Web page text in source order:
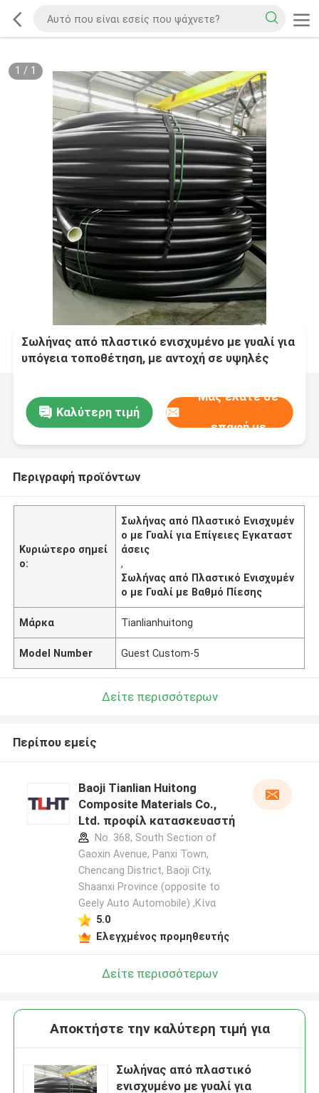
1 / 1
Σωλήνας από πλαστικό ενισχυμένο με γυαλί για
υπόγεια τοποθέτηση, με αντοχή σε υψηλές
Καλύτερη τιμή
Μας ελάτε σε
επαφή με
Περιγραφή προϊόντων
Κυριώτερο σημεί
ο:
Σωλήνας από Πλαστικό Ενισχυμέν
ο με Γυαλί για Επίγειες Εγκαταστ
άσεις
,
Σωλήνας από Πλαστικό Ενισχυμέν
ο με Γυαλί με Βαθμό Πίεσης
Μάρκα Tianlianhuitong
Model Number Guest Custom-5
Δείτε περισσότερων
Περίπου εμείς
Baoji Tianlian Huitong
Composite Materials Co.,
Ltd. προφίλ κατασκευαστή
No. 368, South Section of
Gaoxin Avenue, Panxi Town,
Chencang District, Baoji City,
Shaanxi Province (opposite to
Geely Auto Automobile) ,Κίνα
5.0
Ελεγχμένος προμηθευτής
Δείτε περισσότερων
Αποκτήστε την καλύτερη τιμή για
Σωλήνας από πλαστικό
ενισχυμένο με γυαλί για